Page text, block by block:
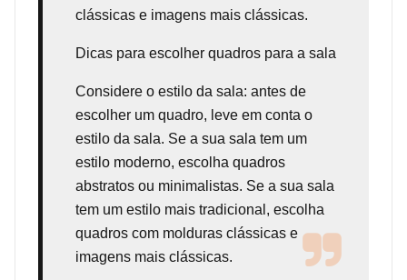
clássicas e imagens mais clássicas.
Dicas para escolher quadros para a sala
Considere o estilo da sala: antes de
escolher um quadro, leve em conta o
estilo da sala. Se a sua sala tem um
estilo moderno, escolha quadros
abstratos ou minimalistas. Se a sua sala
tem um estilo mais tradicional, escolha
quadros com molduras clássicas e
imagens mais clássicas.